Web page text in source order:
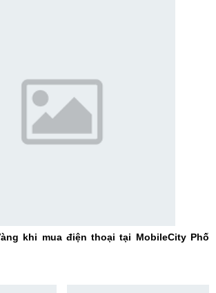
khi mua điện thoại tại MobileCity Phố